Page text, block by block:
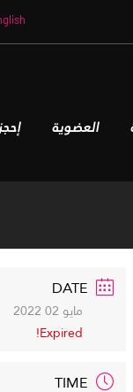
العضوية
DATE
مايو 02 2022
Expired!
TIME